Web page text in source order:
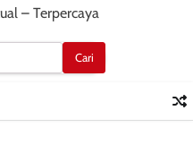
– Terpercaya